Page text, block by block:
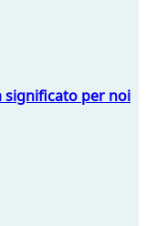
significato per noi